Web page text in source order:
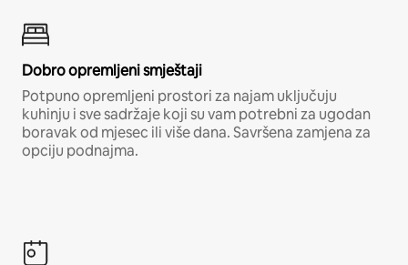
Dobro opremljeni smještaji
Potpuno opremljeni prostori za najam uključuju
kuhinju i sve sadržaje koji su vam potrebni za ugodan
boravak od mjesec ili više dana. Savršena zamjena za
opciju podnajma.